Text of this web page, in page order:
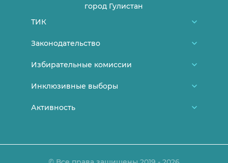
город Гулистан
ТИК
О нас
Контакты
Законодательство
Конституция Узбекистана
Постановления ТИК
Избирательные комиссии
Районные/городские избирательные
Инклюзивные выборы
Выборы и молодежь
Законодательство
Активность
Объявления
Порядок аккредитации СМИ